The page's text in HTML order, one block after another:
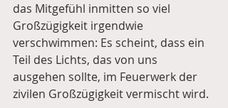
das Mitgefühl inmitten so viel
Großzügigkeit irgendwie
verschwimmen: Es scheint, dass ein
Teil des Lichts, das von uns
ausgehen sollte, im Feuerwerk der
zivilen Großzügigkeit vermischt wird.